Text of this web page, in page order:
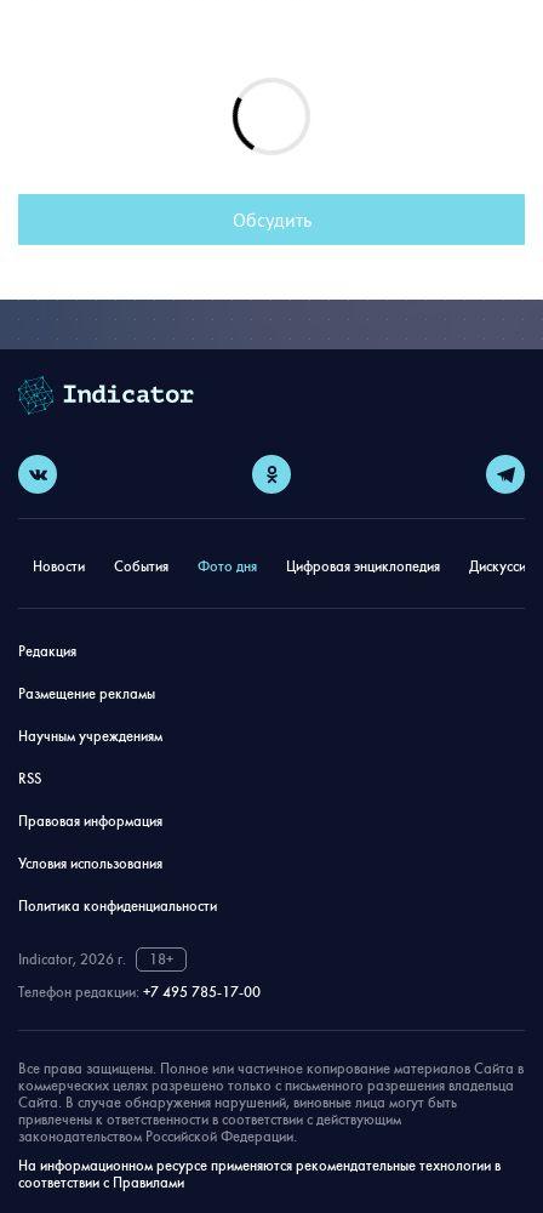
Обсудить
Новости События Фото дня Цифровая энциклопедия
Редакция
Размещение рекламы
Научным учреждениям
RSS
Правовая информация
Условия использования
Политика конфиденциальности
Indicator, 2026 г.
18+
Телефон редакции: +7 495 785-17-00
Все права защищены. Полное или частичное копирование материалов Сайта в
коммерческих целях разрешено только с письменного разрешения владельца
Сайта. В случае обнаружения нарушений, виновные лица могут быть
привлечены к ответственности в соответствии с действующим
законодательством Российской Федерации.
На информационном ресурсе применяются рекомендательные технологии в
соответствии с Правилами